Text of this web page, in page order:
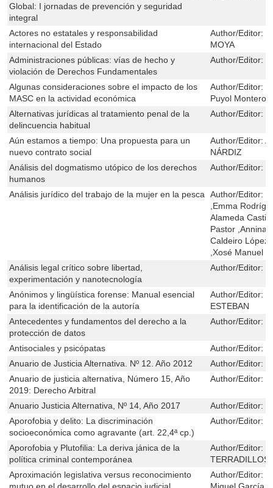
Global: I jornadas de prevención y seguridad
integral
Actores no estatales y responsabilidad
internacional del Estado
Author/Editor:
MOYA
Administraciones públicas: vías de hecho y
violación de Derechos Fundamentales
Author/Editor:
Algunas consideraciones sobre el impacto de los
MASC en la actividad económica
Author/Editor:
Puyol Montero
Alternativas jurídicas al tratamiento penal de la
delincuencia habitual
Author/Editor:
Aún estamos a tiempo: Una propuesta para un
nuevo contrato social
Author/Editor:
NÁRDIZ
Análisis del dogmatismo utópico de los derechos
humanos
Author/Editor:
Análisis jurídico del trabajo de la mujer en la pesca Author/Editor:
,Emma
Alameda
Pastor ,Annina
Caldeiro López
,Xosé Manuel
Análisis legal crítico sobre libertad,
experimentación y nanotecnología
Author/Editor:
Anónimos y lingüística forense: Manual esencial
para la identificación de la autoría
Author/Editor:
ESTEBAN
Antecedentes y fundamentos del derecho a la
protección de datos
Author/Editor:
Antisociales y psicópatas Author/Editor:
Anuario de Justicia Alternativa. Nº 12. Año 2012
Author/Editor:
Anuario de justicia alternativa, Número 15, Año
2019: Derecho Arbitral
Author/Editor:
Anuario Justicia Alternativa, Nº 14, Año 2017 Author/Editor:
Aporofobia y delito: La discriminación
socioeconómica como agravante (art. 22,4ª cp.)
Author/Editor:
Aporofobia y Plutofilia: La deriva jánica de la
política criminal contemporánea
Author/Editor:
TERRADILLOS
Aproximación legislativa versus reconocimiento
Author/Editor: